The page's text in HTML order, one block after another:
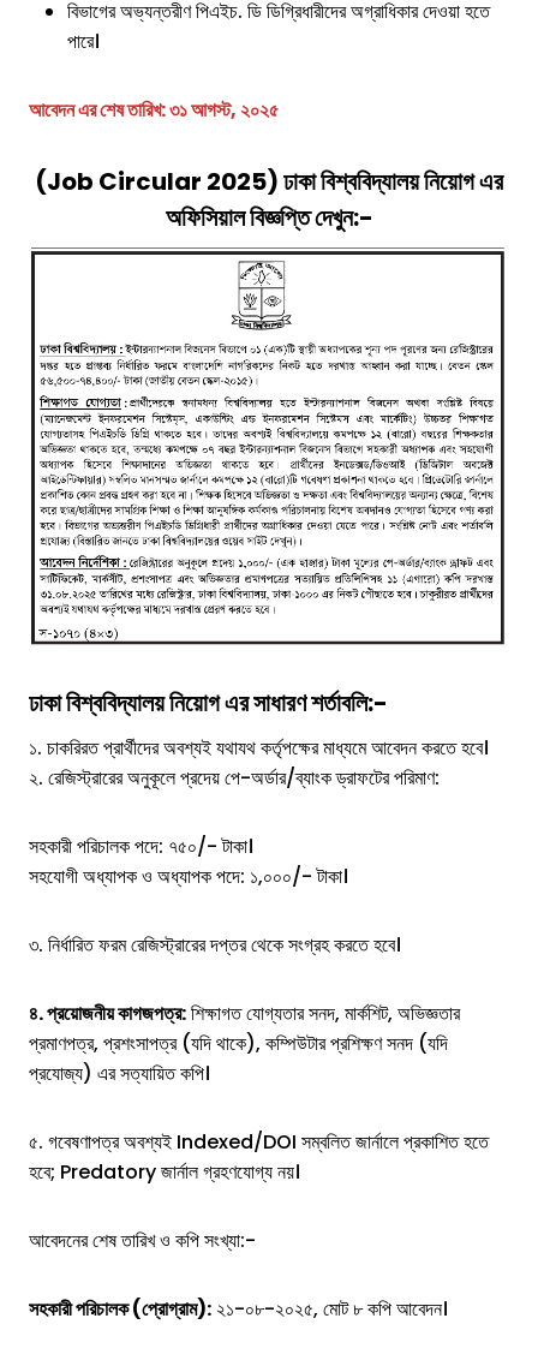
বিভাগের অভ্যন্তরীণ পিএইচ. ডি ডিগ্রিধারীদের অগ্রাধিকার দেওয়া হতে
পারে।
আবেদন এর শেষ তারিখ:৩১ আগস্ট, ২০২৫
(Job Circular 2025) ঢাকা বিশ্ববিদ্যালয় নিয়োগ এর
অফিসিয়াল বিজ্ঞপ্তি দেখুন:-
ঢাকা বিশ্ববিদ্যালয় নিয়োগ এরসাধারণ শর্তাবলি:-
১. চাকরিরত প্রার্থীদের অবশ্যই যথাযথ কর্তৃপক্ষের মাধ্যমে আবেদন করতে হবে।
২. রেজিস্ট্রারের অনুকূলে প্রদেয় পে-অর্ডার/ব্যাংক ড্রাফটের পরিমাণ:
সহকারী পরিচালক পদে: ৭৫০/- টাকা।
সহযোগী অধ্যাপক ও অধ্যাপক পদে: ১,০০০/- টাকা।
৩. নির্ধারিত ফরম রেজিস্ট্রারের দপ্তর থেকে সংগ্রহ করতে হবে।
৪. প্রয়োজনীয় কাগজপত্র:শিক্ষাগত যোগ্যতার সনদ, মার্কশিট, অভিজ্ঞতার
প্রমাণপত্র, প্রশংসাপত্র (যদি থাকে), কম্পিউটার প্রশিক্ষণ সনদ (যদি
প্রযোজ্য) এর সত্যায়িত কপি।
৫. গবেষণাপত্র অবশ্যই Indexed/DOI সম্বলিত জার্নালে প্রকাশিত হতে
হবে; Predatory জার্নাল গ্রহণযোগ্য নয়।
আবেদনের শেষ তারিখ ও কপি সংখ্যা:-
সহকারী পরিচালক (প্রোগ্রাম): ২১-০৮-২০২৫, মোট ৮ কপি আবেদন।